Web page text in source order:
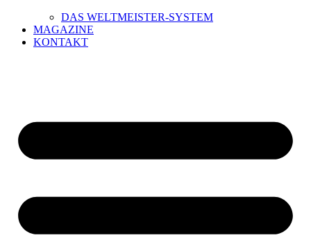
DAS WELTMEISTER-SYSTEM
MAGAZINE
KONTAKT